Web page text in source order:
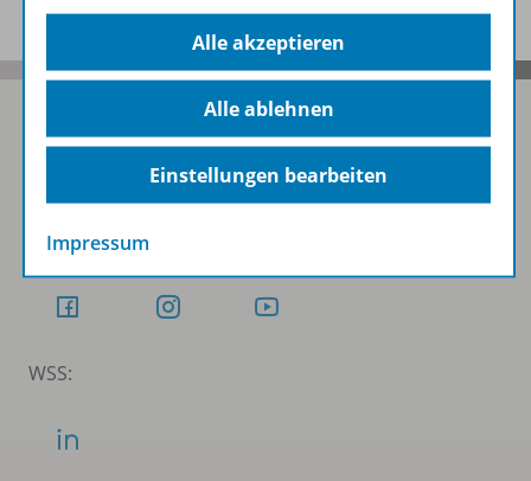
Folgen Sie uns auf Social Media
Schubi:
WSS:
Alle akzeptieren
Alle ablehnen
Einstellungen bearbeiten
Impressum